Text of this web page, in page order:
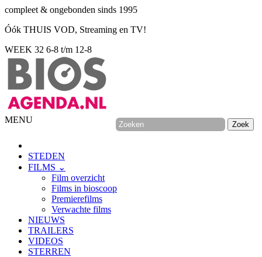
compleet & ongebonden sinds 1995
Óók THUIS VOD, Streaming en TV!
WEEK 32 6-8 t/m 12-8
MENU
STEDEN
FILMS ⌄
Film overzicht
Films in bioscoop
Premierefilms
Verwachte films
NIEUWS
TRAILERS
VIDEOS
STERREN